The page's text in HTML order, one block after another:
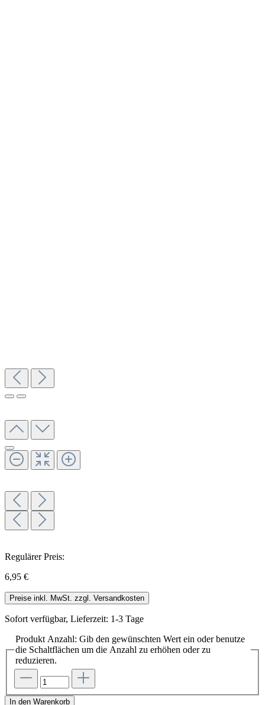
Regulärer Preis:
6,95 €
Preise inkl. MwSt. zzgl. Versandkosten
Sofort verfügbar, Lieferzeit: 1-3 Tage
Produkt Anzahl: Gib den gewünschten Wert ein oder benutze
die Schaltflächen um die Anzahl zu erhöhen oder zu
reduzieren.
In den Warenkorb